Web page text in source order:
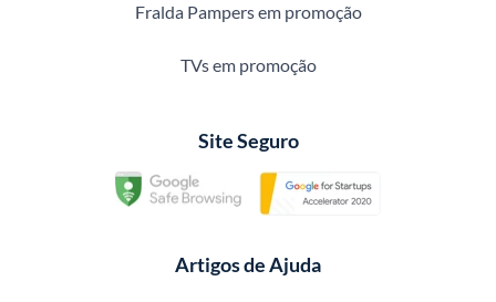
Fralda Pampers em promoção
TVs em promoção
Site Seguro
Artigos de Ajuda